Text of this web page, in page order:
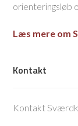
orienteringsløb
Læs mere om
Kontakt
Kontakt